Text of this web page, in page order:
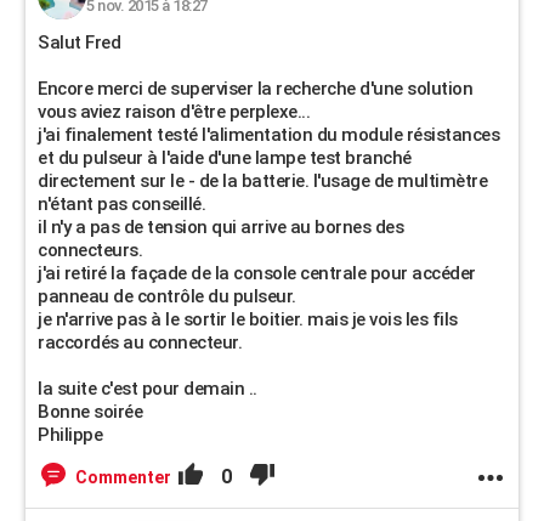
5 nov. 2015 à 18:27
Salut Fred
Encore merci de superviser la recherche d'une solution
vous aviez raison d'être perplexe...
j'ai finalement testé l'alimentation du module résistances
et du pulseur à l'aide d'une lampe test branché
directement sur le - de la batterie. l'usage de multimètre
n'étant pas conseillé.
il n'y a pas de tension qui arrive au bornes des
connecteurs.
j'ai retiré la façade de la console centrale pour accéder
panneau de contrôle du pulseur.
je n'arrive pas à le sortir le boitier. mais je vois les fils
raccordés au connecteur.
la suite c'est pour demain ..
Bonne soirée
Philippe
Commenter 0